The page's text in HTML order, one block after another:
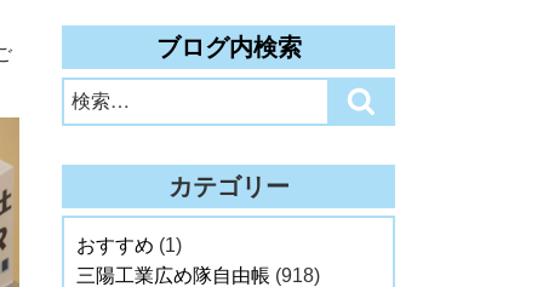
ブログ内検索
検
索:
索
カテゴリー
おすすめ (1)
三陽工業広め隊自由帳 (918)